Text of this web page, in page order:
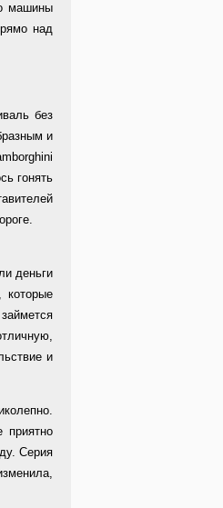
машины
над
без
и
гонять
деньги
которые
и
приятно
Серия